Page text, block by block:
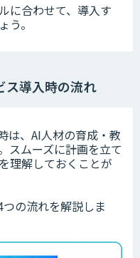
に合わせて、導入す
。
ス導入時の流れ
は、AI人材の育成・教
スムーズに計画を立て
理解しておくことが
の流れを解説しま